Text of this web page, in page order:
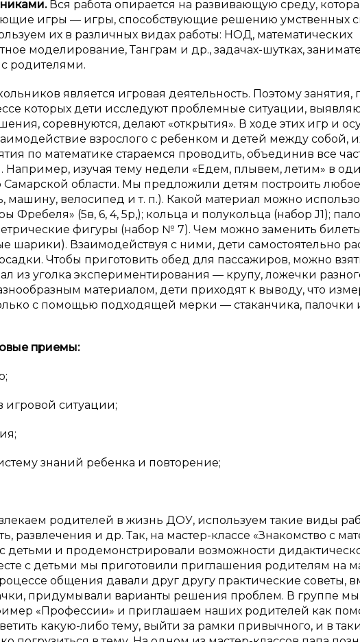
Вся работа опирается на развивающую среду,
игры — игры, способствующие решению умственных
их в различных видах работы: НОД, математических
моделирование, Танграм и др., задачах-шутках,
родителями.
является игровая деятельность. Поэтому занятия,
которых дети исследуют проблемные ситуации,
соревнуются, делают «открытия». В ходе этих игр и
взрослого с ребенком и детей между собой,
по математике стараемся проводить, объединив все
изучая тему недели «Едем, плывем, летим» в
области. Мы предложили детям построить любое
машину, велосипед и т. п.). Какой материал можно
Фребеля» (5в, 6, 4, 5р,); кольца и полукольца (набор J1);
фигуры (набор № 7). Чем можно заменить
шарики). Взаимодействуя с ними, дети самостоятельно
Чтобы приготовить обед для пассажиров, можно
из уголка экспериментирования — крупу, ложечки
материалом, дети приходят к выводу, что
с помощью подходящей мерки — стаканчика, палочки
приемы:
игровой ситуации;
знаний ребенка и повторение;
родителей в жизнь ДОУ, используем такие виды
развлечения и др. Так, на мастер-классе «Знакомство с
детьми и продемонстрировали возможности
с детьми мы приготовили приглашения родителям на
общения давали друг другу практические советы,
придумывали варианты решения проблем. В группе
«Профессии» и приглашаем наших родителей как
какую-либо тему, выйти за рамки привычного, и в